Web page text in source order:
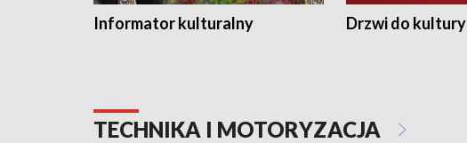
Informator kulturalny Drzwi do kultury
TECHNIKA I MOTORYZACJA